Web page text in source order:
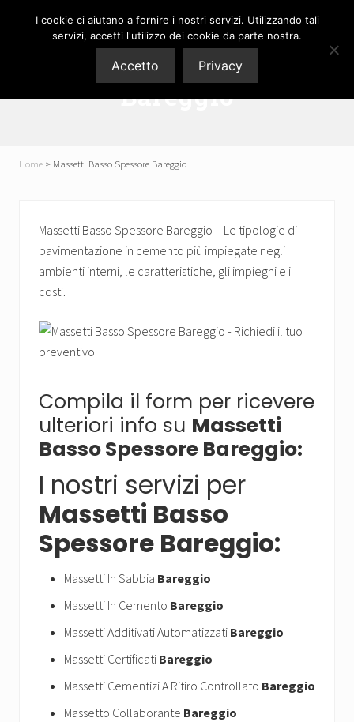
Pavimenti
Massetti Basso Spessore
Bareggio
Home > Massetti Basso Spessore Bareggio
Massetti Basso Spessore Bareggio – Le tipologie di
pavimentazione in cemento più impiegate negli
ambienti interni, le caratteristiche, gli impieghi e i
costi.
Compila il form per ricevere
ulteriori info su Massetti
Basso Spessore Bareggio:
I nostri servizi per
Massetti Basso
Spessore Bareggio:
Massetti In Sabbia Bareggio
Massetti In Cemento Bareggio
Massetti Additivati Automatizzati Bareggio
Massetti Certificati Bareggio
Massetti Cementizi A Ritiro Controllato Bareggio
Massetto Collaborante Bareggio
I cookie ci aiutano a fornire i nostri servizi. Utilizzando tali
servizi, accetti l'utilizzo dei cookie da parte nostra.
Accetto Privacy